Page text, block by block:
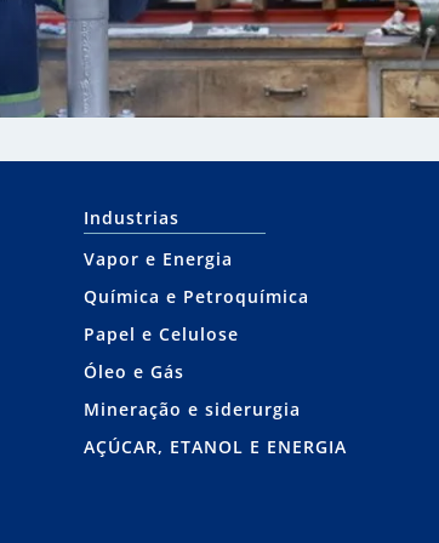
Industrias
Vapor e Energia
Química e Petroquímica
Papel e Celulose
Óleo e Gás
Mineração e siderurgia
AÇÚCAR, ETANOL E ENERGIA